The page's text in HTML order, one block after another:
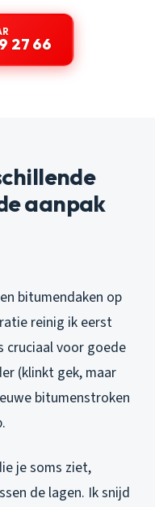
27 66
aanpak
bitumendaken op
reinig ik eerst
cruciaal voor goede
(klinkt gek, maar
bitumenstroken
je soms ziet,
de lagen. Ik snijd